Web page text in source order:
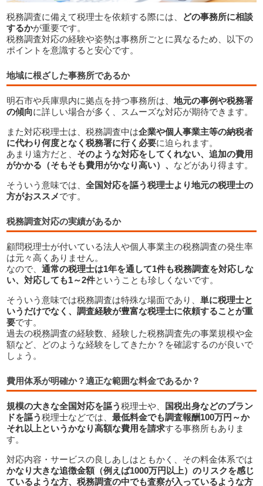
明石市で税務調査に強い税理士を選ぶポイント
税務調査に備えて税理士を依頼する際には、
どの事務所に相談
するかが重要です。
税務調査対応の経験や姿勢は事務所ごとに異なるため、以下の
ポイントを意識すると安心です。
地域に根ざした事務所であるか
明石市や兵庫県内に拠点を持つ事務所は、地元の事例や税務署
の傾向に詳しい場合が多く、スムーズな対応が期待できます。
また対応税理士は、税務調査中は企業や個人事業主等の納税者
に代わり何度となく税務署に行く必要に迫られます。
あまり遠方だと、 そのような対応をしてくれない、追加の費用
がかかる（そもそも費用がかなり高い）、 などがあり得ます。
そういう意味では、全国対応を謳う税理士より地元の税理士の
方がおススメです。
税務調査対応の実績があるか
顧問税理士が付いている法人や個人事業主の税務調査の発生率
は元々高くありません。
なので、通常の税理士は1年を通して1件も税務調査を対応しな
い、対応しても1～2件ということも珍しくないです。
そういう意味では税務調査は特殊な場面であり、単に税理士と
いうだけでなく、調査経験が豊富な税理士に依頼することが重
要です。
過去の税務調査の経験数、経験した税務調査先の事業規模や金
額など、どのような経験をしてきたか？を確認するのが良いで
しょう。
費用体系が明確か？適正な範囲な料金であるか？
規模の大きな全国対応を謳う税理士や、
国税出身などのブラン
ドを謳う税理士などでは、最低料金でも調査報酬100万円～か
それ以上というかなり高額な費用を請求する事務所もありま
す。
対応内容・サービスの良しあしはともかく、その料金体系では
かなり大きな追徴金額（例えば1000万円以上）のリスクを感じ
ているような方、税務調査の中でも査察が入っているような方